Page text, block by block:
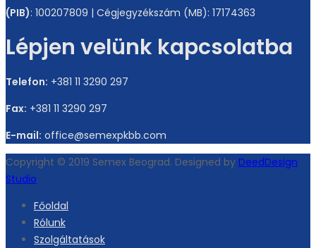
(PIB): 100207809 | Cégjegyzékszám (MB): 17174363
Lépjen velünk kapcsolatba
Telefon: +381 11 3290 297
Fax: +381 11 3290 297
E-mail: office@semexpkbb.com
Copyright © 2019 Semex Beograd. Designed by DeedDesign
Studio
Főoldal
Rólunk
Szolgáltatások